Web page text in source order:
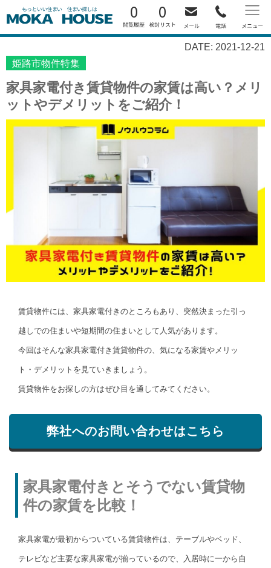
0 0
DATE: 2021-12-21
姫路市物件特集
家具家電付き賃貸物件の家賃は高い？メリ
ットやデメリットをご紹介！
賃貸物件には、家具家電付きのところもあり、突然決まった引っ
越しでの住まいや短期間の住まいとして人気があります。
今回はそんな家具家電付き賃貸物件の、気になる家賃やメリッ
ト・デメリットを見ていきましょう。
賃貸物件をお探しの方はぜひ目を通してみてください。
弊社へのお問い合わせはこちら
家具家電付きとそうでない賃貸物
件の家賃を比較！
家具家電が最初からついている賃貸物件は、テーブルやベッド、
テレビなど主要な家具家電が揃っているので、入居時に一から自